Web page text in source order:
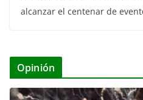
alcanzar el centenar de
Opinión